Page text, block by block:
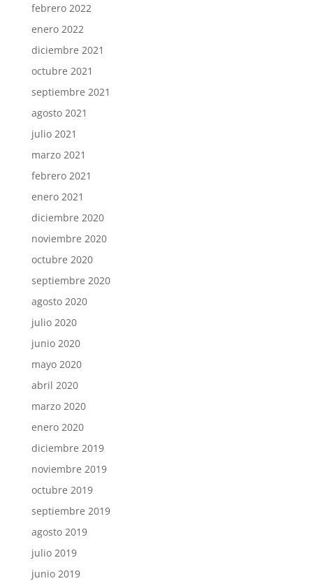
febrero 2022
enero 2022
diciembre 2021
octubre 2021
septiembre 2021
agosto 2021
julio 2021
marzo 2021
febrero 2021
enero 2021
diciembre 2020
noviembre 2020
octubre 2020
septiembre 2020
agosto 2020
julio 2020
junio 2020
mayo 2020
abril 2020
marzo 2020
enero 2020
diciembre 2019
noviembre 2019
octubre 2019
septiembre 2019
agosto 2019
julio 2019
junio 2019